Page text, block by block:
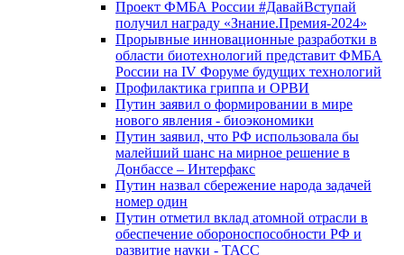
Проект ФМБА России #ДавайВступай
получил награду «Знание.Премия-2024»
Прорывные инновационные разработки в
области биотехнологий представит ФМБА
России на IV Форуме будущих технологий
Профилактика гриппа и ОРВИ
Путин заявил о формировании в мире
нового явления - биоэкономики
Путин заявил, что РФ использовала бы
малейший шанс на мирное решение в
Донбассе – Интерфакс
Путин назвал сбережение народа задачей
номер один
Путин отметил вклад атомной отрасли в
обеспечение обороноспособности РФ и
развитие науки - ТАСС